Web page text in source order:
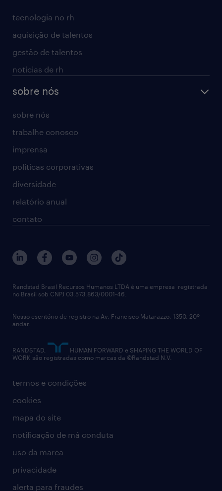
tecnologia no rh
aquisição de talentos
gestão de talentos
notícias de rh
sobre nós
sobre nós
trabalhe conosco
imprensa
políticas corporativas
diversidade
relatório anual
contato
termos e condições
cookies
mapa do site
notificação de má conduta
uso da marca
privacidade
alerta para fraudes
Randstad Brasil Recursos Humanos LTDA é uma empresa registrada
no Brasil sob CNPJ 03.573.863/0001-46.
Nosso escritório de registro na Av. Francisco Matarazzo, 1350, 20º
andar.
RANDSTAD,
HUMAN FORWARD e SHAPING THE WORLD OF
WORK são registradas como marcas da ©Randstad N.V.